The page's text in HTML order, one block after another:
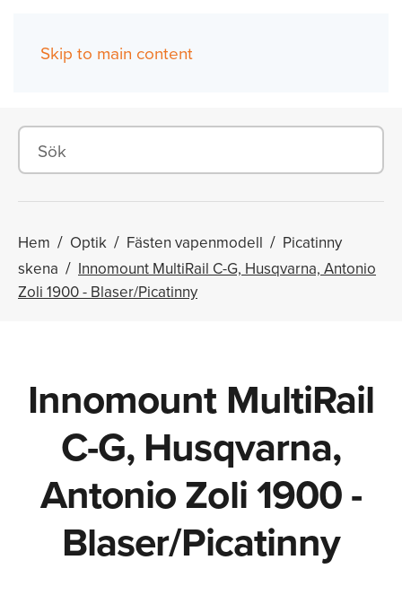
Skip to main content
Hem Optik Fästen vapenmodell
Picatinny
skena
Innomount MultiRail C-G, Husqvarna, Antonio
Zoli 1900 - Blaser/Picatinny
Innomount MultiRail
C-G, Husqvarna,
Antonio Zoli 1900 -
Blaser/Picatinny